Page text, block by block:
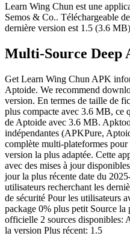
Learn Wing Chun est une
Semos & Co.. Téléchargeable
dernière version est 1.5 (3.6
Multi-Source Deep
Get Learn Wing Chun APK
Aptoide. We recommend
version. En termes de taille de
plus compacte avec 3.6 MB, ce
de Aptoide avec 3.6 MB.
indépendantes (APKPure,
complète multi-plateformes pour
version la plus adaptée. Cette
avec des mises à jour
jour la plus récente date du
utilisateurs recherchant les
de sécurité Pour les utilisateurs
package 0% plus petit Source
officielle 2 sources
la version Plus récent: 1.5